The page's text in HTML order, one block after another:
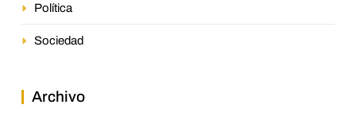
Política
Sociedad
Archivo